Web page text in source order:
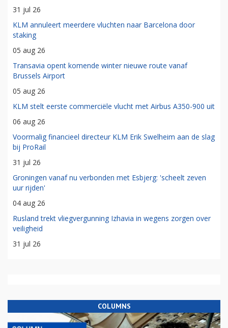
31 jul 26
KLM annuleert meerdere vluchten naar Barcelona door
staking
05 aug 26
Transavia opent komende winter nieuwe route vanaf
Brussels Airport
05 aug 26
KLM stelt eerste commerciële vlucht met Airbus A350-900 uit
06 aug 26
Voormalig financieel directeur KLM Erik Swelheim aan de slag
bij ProRail
31 jul 26
Groningen vanaf nu verbonden met Esbjerg: 'scheelt zeven
uur rijden'
04 aug 26
Rusland trekt vliegvergunning Izhavia in wegens zorgen over
veiligheid
31 jul 26
COLUMNS